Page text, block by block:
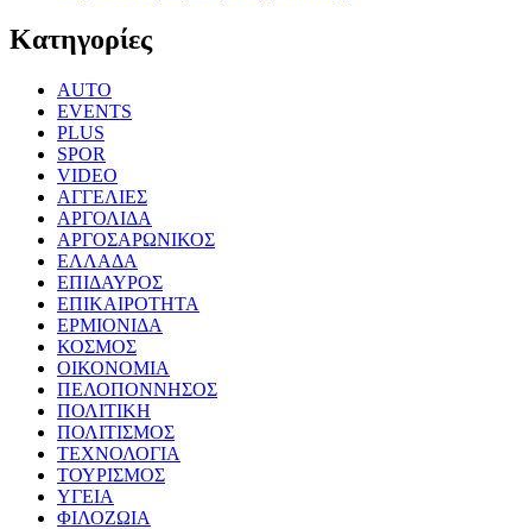
Kατηγορίες
AUTO
EVENTS
PLUS
SPOR
VIDEO
ΑΓΓΕΛΙΕΣ
ΑΡΓΟΛΙΔΑ
ΑΡΓΟΣΑΡΩΝΙΚΟΣ
ΕΛΛΑΔΑ
ΕΠΙΔΑΥΡΟΣ
ΕΠΙΚΑΙΡΟΤΗΤΑ
ΕΡΜΙΟΝΙΔΑ
ΚΟΣΜΟΣ
ΟΙΚΟΝΟΜΙΑ
ΠΕΛΟΠΟΝΝΗΣΟΣ
ΠΟΛΙΤΙΚΗ
ΠΟΛΙΤΙΣΜΟΣ
ΤΕΧΝΟΛΟΓΙΑ
ΤΟΥΡΙΣΜΟΣ
ΥΓΕΙΑ
ΦΙΛΟΖΩΙΑ